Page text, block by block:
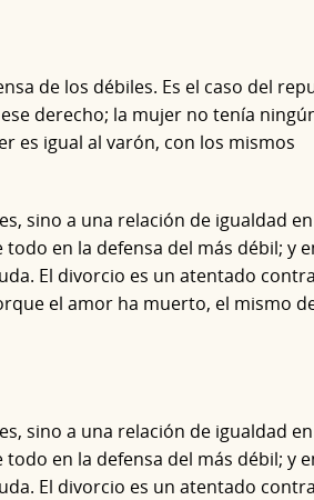
de los débiles. Es el caso del
derecho; la mujer no tenía
es igual al varón, con los mismos
sino a una relación de igualdad
en la defensa del más débil; y
El divorcio es un atentado
el amor ha muerto, el mismo
sino a una relación de igualdad
en la defensa del más débil; y
El divorcio es un atentado